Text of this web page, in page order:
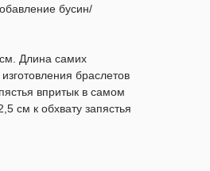
бусин/
Длина самих
браслетов
впритык в самом
см к обхвату запястья